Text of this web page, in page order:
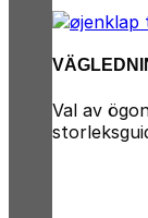
Val av